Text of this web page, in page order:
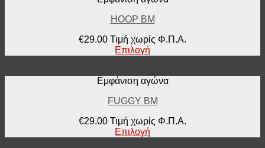
HOOP BM
€29.00 Τιμή χωρίς Φ.Π.Α.
Επιλογή
Εμφάνιση αγώνα
FUGGY BM
€29.00 Τιμή χωρίς Φ.Π.Α.
Επιλογή